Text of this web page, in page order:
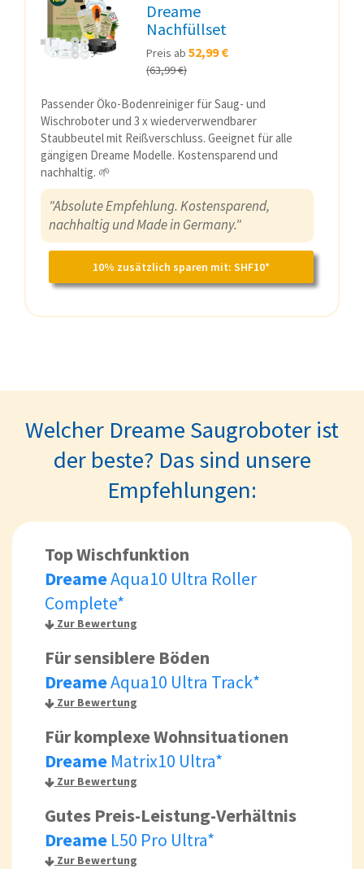
Dreame
Nachfüllset
Preis ab 52,99 €
(63,99 €)
Passender Öko-Bodenreiniger für Saug- und
Wischroboter und 3 x wiederverwendbarer
Staubbeutel mit Reißverschluss. Geeignet für alle
gängigen Dreame Modelle. Kostensparend und
nachhaltig. 🌱
"Absolute Empfehlung. Kostensparend,
nachhaltig und Made in Germany."
10% zusätzlich sparen mit: SHF10*
Welcher Dreame Saugroboter ist
der beste? Das sind unsere
Empfehlungen:
Top Wischfunktion
DreameAqua10 Ultra Roller
Complete*
Zur Bewertung
Für sensiblere Böden
DreameAqua10 Ultra Track*
Zur Bewertung
Für komplexe Wohnsituationen
Dreame Matrix10 Ultra*
Zur Bewertung
Gutes Preis-Leistung-Verhältnis
Dreame L50 Pro Ultra*
Zur Bewertung